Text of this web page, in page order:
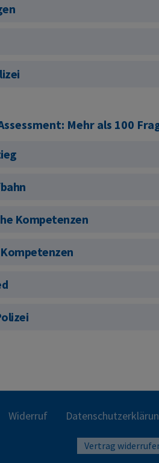
Mehr als 100
Kompetenzen
Widerruf
Vertrag